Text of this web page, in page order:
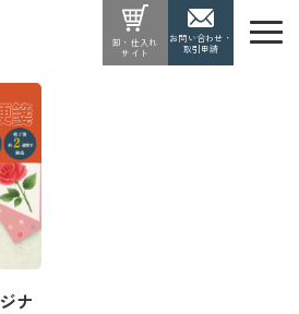
卸・仕入れ
サイト
お問い合わせ・
取引申請
ナ